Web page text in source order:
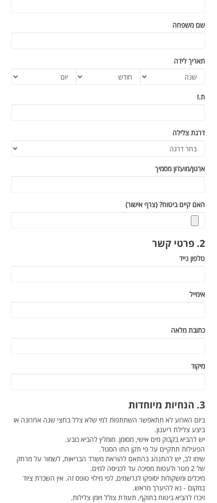
שם משפחה
תאריך לידה
לידה
לידה
לידה
ת.ז
דרגת צלילה
ארגון/מועדון מסמיך
האם קיים ביטוח? (צרף אישור)
2. פרטי קשר
טלפון נייד
אימייל
כתובת מלאה
מיקוד
3. הנחיות מיוחדות
ביום הארוע לא תתאפשר השתתפות למי שלא צלל בחצי שנה אחרונה או
ביצע צלילת ריענון.
יש להביא בקבוק מים אישי, מסומן. מומלץ להביא כובע.
הפעילות תתקיים על פי תקן התו הסגול.
שימו לב, יש להתנהג בהתאם להוראת משרד הבריאות, לשמור על מרחק
של 2 מטר ולעטות מסיכה עד לכניסה למים.
מיכלים ומשקולות יסופקו לנרשמים, לפי מילוי טופס זה. אין השכרת ציוד
במקום - נא להיערך מראש.
זיכרו להביא ביטוח בתוקף, תעודת צולל ויומן צלילות.